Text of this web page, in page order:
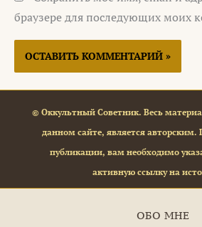
браузере для последующих моих
© Оккультный Советник. Весь
данном сайте, является
публикации, вам необходимо
активную ссылку на
ОБО МНЕ